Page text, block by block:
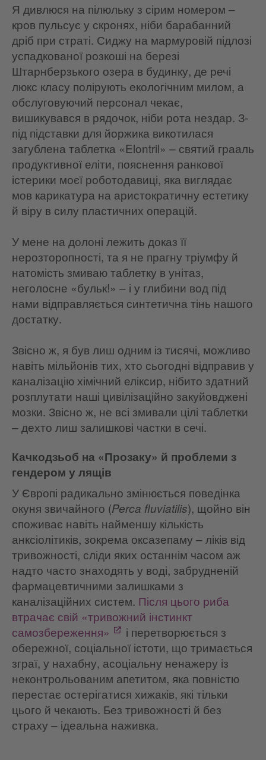
Я дивлюся на пілюльку з сірим номером –
кров пульсує у скронях, ніби барабанний
дріб при страті. Сиджу на мармуровій підлозі
успадкованої розкоші на березі
Штарнберзького озера в будинку, де речі
люкс класу полірують екологічним милом, а
обслуговуючий персонал чекає,
вишикувався в рядочок, ніби рота нездар. З-
під підставки для йоржика викотилася
загублена таблетка «Elontril» – святий грааль
продуктивної еліти, пояснення ранкової
істерики моєї роботодавиці, яка виглядає
мов карикатура на аристократичну естетику
й віру в силу пластичних операцій.
У мене на долоні лежить доказ її
нерозторопності, та я не прагну тріумфу й
натомість змиваю таблетку в унітаз,
неголосне «бульк!» – і у глибини вод під
нами відправляється синтетична тінь нашого
достатку.
Звісно ж, я був лиш одним із тисячі, можливо
навіть мільйонів тих, хто сьогодні відправив у
каналізацію хімічний еліксир, нібито здатний
розплутати наші цивілізаційно закуйовджені
мозки. Звісно ж, не всі змивали цілі таблетки
– дехто лиш залишкові частки в сечі.
Качкодзьоб на «Прозаку» й проблеми з
гендером у лящів
У Європі радикально змінюється поведінка
окуня звичайного (Perca fluviatilis), щойно він
споживає навіть найменшу кількість
анксіолітиків, зокрема оксазепаму – ліків від
тривожності, сліди яких останнім часом аж
надто часто знаходять у воді, забрудненій
фармацевтичними залишками з
каналізаційних систем. Після цього риба
втрачає свій «тривожний інстинкт
самозбереження»
і перетворюється з
обережної, соціальної істоти, що тримається
зграї, у нахабну, асоціальну ненажеру із
неконтрольованим апетитом, яка повністю
перестає остерігатися хижаків, які тільки
цього й чекають. Без тривожності й без
страху – ідеальна наживка.